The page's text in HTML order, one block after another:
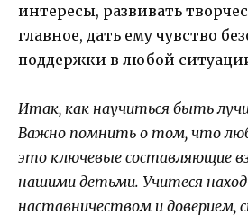
интересы, развивать
главное, дать ему чувство
поддержки в любой
Итак, как научиться быть
Важно помнить о том, что
это ключевые составляющие
нашими детьми. Учитеся
наставничеством и доверием,